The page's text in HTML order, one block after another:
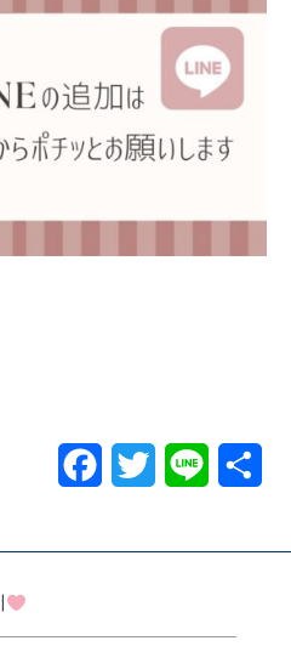
Facebook
Twitter Line